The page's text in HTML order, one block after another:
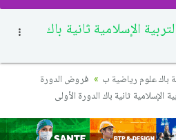
2 نموذج 5 - التربية الإسلامية ثانية باك
باك علوم رياضية ب
فروض الدورة